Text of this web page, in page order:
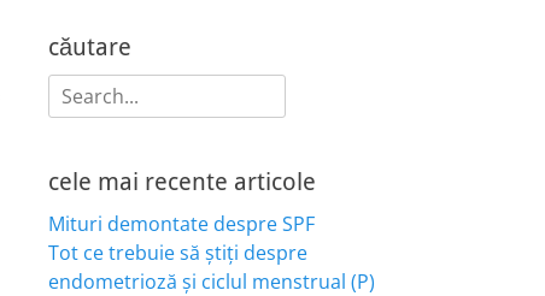
căutare
Search
for:
cele mai recente articole
Mituri demontate despre SPF
Tot ce trebuie să știți despre
endometrioză și ciclul menstrual (P)